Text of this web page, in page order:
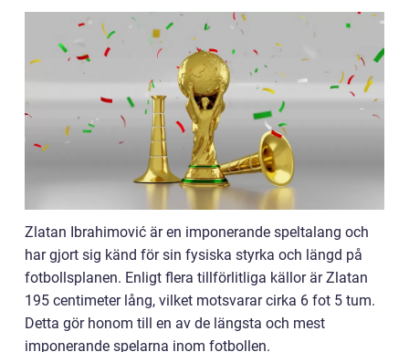
Zlatan Ibrahimović är en imponerande speltalang och
har gjort sig känd för sin fysiska styrka och längd på
fotbollsplanen. Enligt flera tillförlitliga källor är Zlatan
195 centimeter lång, vilket motsvarar cirka 6 fot 5 tum.
Detta gör honom till en av de längsta och mest
imponerande spelarna inom fotbollen.